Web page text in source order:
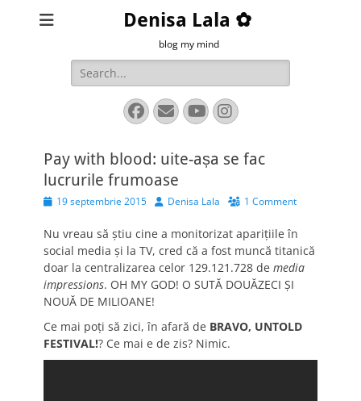
Denisa Lala ✿
blog my mind
Search
for:
Facebook
EmailYouTube
Instagram
Pay with blood: uite-așa se fac
lucrurile frumoase
Posted19 septembrie 2015 AuthorDenisa Lala 1 Comment
Nu vreau să știu cine a monitorizat aparițiile în
social media și la TV, cred că a fost muncă titanică
doar la centralizarea celor 129.121.728 de media
impressions. OH MY GOD! O SUTĂ DOUĂZECI ȘI
NOUĂ DE MILIOANE!
Ce mai poți să zici, în afară de BRAVO, UNTOLD
FESTIVAL!? Ce mai e de zis? Nimic.